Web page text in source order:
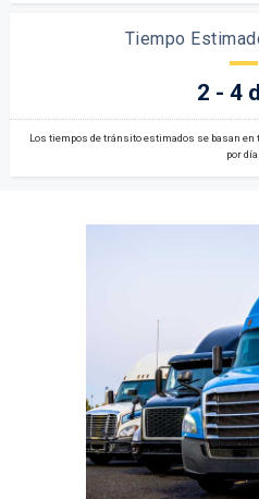
Tiempo
2 - 4
Los tiempos de tránsito estimados se basan
por día.